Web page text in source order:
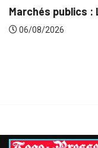
pour plus...